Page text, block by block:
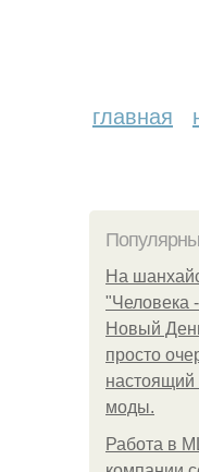
главная
На
"Человека
Новый
просто
настоящий
моды.
Работа в